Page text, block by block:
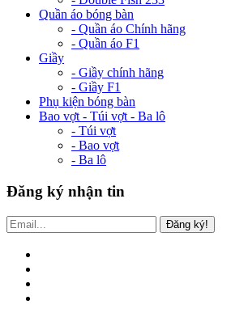
Quần áo bóng bàn
- Quần áo Chính hãng
- Quần áo F1
Giầy
- Giầy chính hãng
- Giầy F1
Phụ kiện bóng bàn
Bao vợt - Túi vợt - Ba lô
- Túi vợt
- Bao vợt
- Ba lô
Đăng ký nhận tin
Đăng ký!